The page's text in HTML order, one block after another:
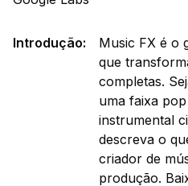
Introdução:
Music FX é o
que
completas.
uma faixa
instrumental
descreva o
criador de
produção.